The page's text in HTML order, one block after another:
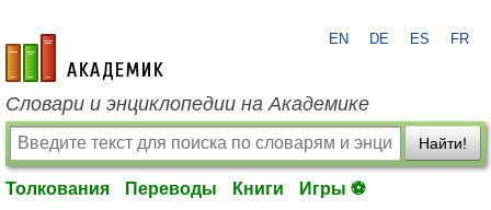
academic.ru
EN DE ES FR
Словари и энциклопедии на Академике
Найти!
Толкования Переводы Книги Игры ⚽